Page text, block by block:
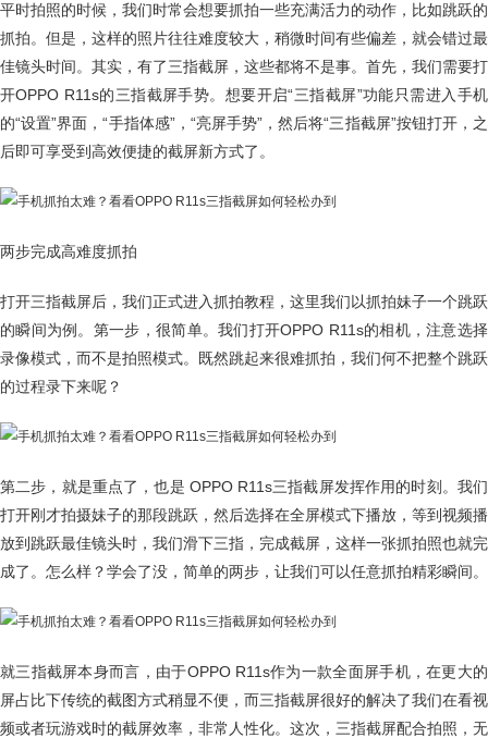
平时拍照的时候，我们时常会想要抓拍一些充满活力的动作，比如跳跃的
抓拍。但是，这样的照片往往难度较大，稍微时间有些偏差，就会错过最
佳镜头时间。其实，有了三指截屏，这些都将不是事。首先，我们需要打
开OPPO R11s的三指截屏手势。想要开启“三指截屏”功能只需进入手机
的“设置”界面，“手指体感”，“亮屏手势”，然后将“三指截屏”按钮打开，之
后即可享受到高效便捷的截屏新方式了。
两步完成高难度抓拍
打开三指截屏后，我们正式进入抓拍教程，这里我们以抓拍妹子一个跳跃
的瞬间为例。第一步，很简单。我们打开OPPO R11s的相机，注意选择
录像模式，而不是拍照模式。既然跳起来很难抓拍，我们何不把整个跳跃
的过程录下来呢？
第二步，就是重点了，也是 OPPO R11s三指截屏发挥作用的时刻。我们
打开刚才拍摄妹子的那段跳跃，然后选择在全屏模式下播放，等到视频播
放到跳跃最佳镜头时，我们滑下三指，完成截屏，这样一张抓拍照也就完
成了。怎么样？学会了没，简单的两步，让我们可以任意抓拍精彩瞬间。
就三指截屏本身而言，由于OPPO R11s作为一款全面屏手机，在更大的
屏占比下传统的截图方式稍显不便，而三指截屏很好的解决了我们在看视
频或者玩游戏时的截屏效率，非常人性化。这次，三指截屏配合拍照，无